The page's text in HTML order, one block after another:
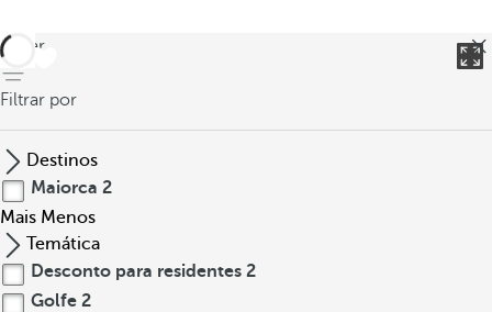
voltar
Filtrar por
Destinos
Maiorca 2
Mais Menos
Temática
Desconto para residentes 2
Golfe 2